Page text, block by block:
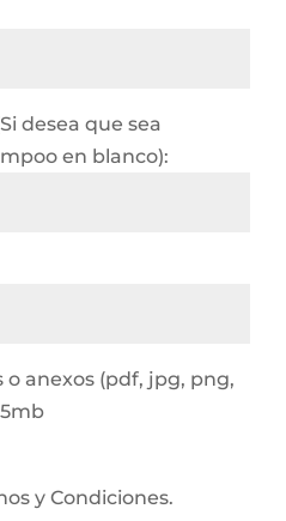
desea que sea
en blanco):
anexos (pdf, jpg, png,
y Condiciones.